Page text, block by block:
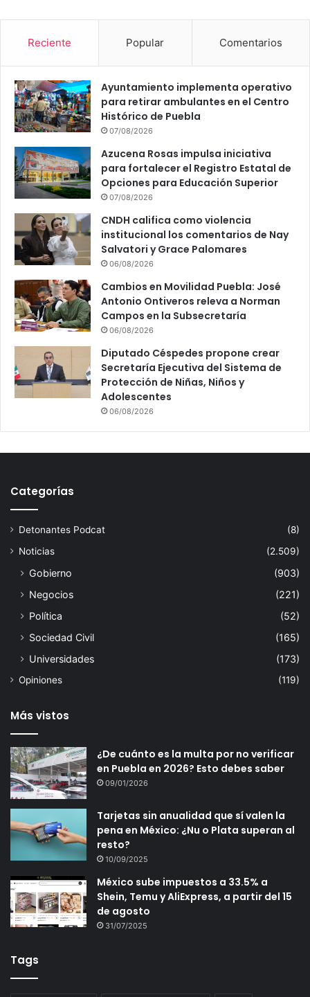
e
M
D
F
Reciente Popular Comentarios
Ayuntamiento implementa operativo
para retirar ambulantes en el Centro
Histórico de Puebla
07/08/2026
Azucena Rosas impulsa iniciativa
para fortalecer el Registro Estatal de
Opciones para Educación Superior
07/08/2026
CNDH califica como violencia
institucional los comentarios de Nay
Salvatori y Grace Palomares
06/08/2026
Cambios en Movilidad Puebla: José
Antonio Ontiveros releva a Norman
Campos en la Subsecretaría
06/08/2026
Diputado Céspedes propone crear
Secretaría Ejecutiva del Sistema de
Protección de Niñas, Niños y
Adolescentes
06/08/2026
Categorías
Detonantes Podcat
(8)
Noticias
(2.509)
Gobierno
(903)
Negocios
(221)
Política
(52)
Sociedad Civil
(165)
Universidades
(173)
Opiniones (119)
Más vistos
¿De cuánto es la multa por no verificar
en Puebla en 2026? Esto debes saber
09/01/2026
Tarjetas sin anualidad que sí valen la
pena en México: ¿Nu o Plata superan al
resto?
10/09/2025
México sube impuestos a 33.5% a
Shein, Temu y AliExpress, a partir del 15
de agosto
31/07/2025
Tags